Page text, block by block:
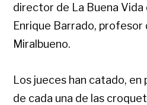
director de La Buena Vida
Enrique Barrado, profesor
Miralbueno.
Los jueces han catado, en
de cada una de las